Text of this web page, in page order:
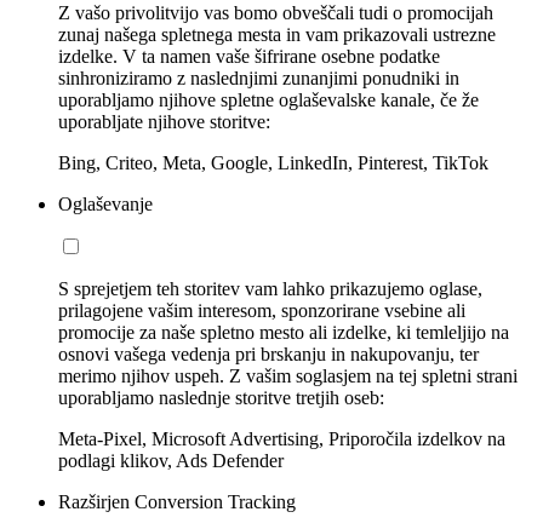
Z vašo privolitvijo vas bomo obveščali tudi o promocijah
zunaj našega spletnega mesta in vam prikazovali ustrezne
izdelke. V ta namen vaše šifrirane osebne podatke
sinhroniziramo z naslednjimi zunanjimi ponudniki in
uporabljamo njihove spletne oglaševalske kanale, če že
uporabljate njihove storitve:
Bing, Criteo, Meta, Google, LinkedIn, Pinterest, TikTok
Oglaševanje
S sprejetjem teh storitev vam lahko prikazujemo oglase,
prilagojene vašim interesom, sponzorirane vsebine ali
promocije za naše spletno mesto ali izdelke, ki temleljijo na
osnovi vašega vedenja pri brskanju in nakupovanju, ter
merimo njihov uspeh. Z vašim soglasjem na tej spletni strani
uporabljamo naslednje storitve tretjih oseb:
Meta-Pixel, Microsoft Advertising, Priporočila izdelkov na
podlagi klikov, Ads Defender
Razširjen Conversion Tracking